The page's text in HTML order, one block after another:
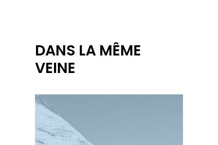
DANS LA MÊME
VEINE